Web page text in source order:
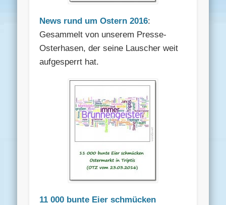
News rund um Ostern 2016:
Gesammelt von unserem Presse-
Osterhasen, der seine Lauscher weit
aufgesperrt hat.
11 000 bunte Eier schmücken